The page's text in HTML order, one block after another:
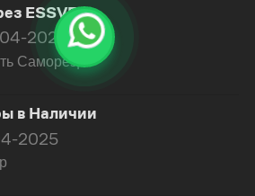
ESSVE 4
2026
Cаморез|5
в Наличии
2025